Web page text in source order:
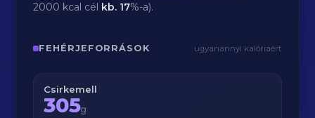
2000 kcal cél kb. 17%-a).
FEHÉRJEFORRÁSOK ugyanannyi kalóriáért
Csirkemell
305g